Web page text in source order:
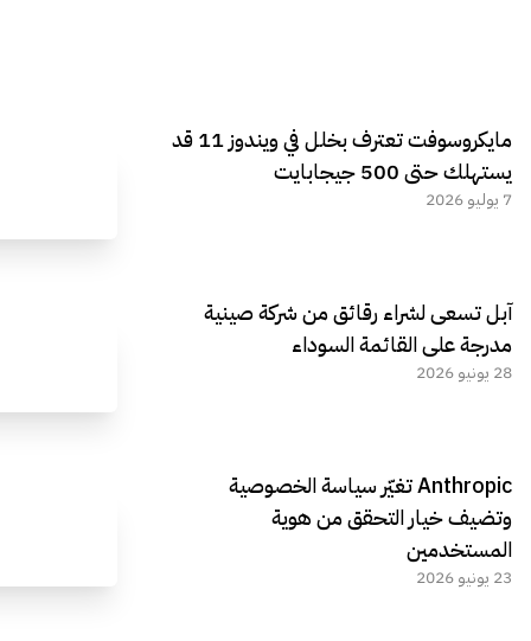
مايكروسوفت تعترف بخلل في ويندوز 11 قد
يستهلك حتى 500 جيجابايت
7 يوليو 2026
آبل تسعى لشراء رقائق من شركة صينية
مدرجة على القائمة السوداء
28 يونيو 2026
Anthropic تغيّر سياسة الخصوصية
وتضيف خيار التحقق من هوية
المستخدمين
23 يونيو 2026